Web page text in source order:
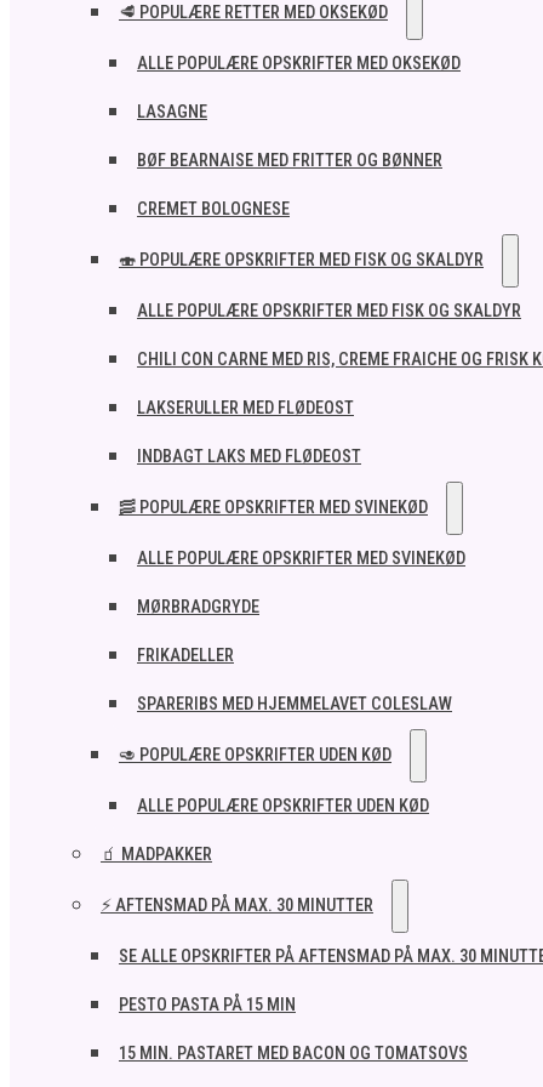
🥩 POPULÆRE RETTER MED OKSEKØD
ALLE POPULÆRE OPSKRIFTER MED OKSEKØD
LASAGNE
BØF BEARNAISE MED FRITTER OG BØNNER
CREMET BOLOGNESE
🍣 POPULÆRE OPSKRIFTER MED FISK OG SKALDYR
ALLE POPULÆRE OPSKRIFTER MED FISK OG SKALDYR
CHILI CON CARNE MED RIS, CREME FRAICHE OG FRISK
LAKSERULLER MED FLØDEOST
INDBAGT LAKS MED FLØDEOST
🥓 POPULÆRE OPSKRIFTER MED SVINEKØD
ALLE POPULÆRE OPSKRIFTER MED SVINEKØD
MØRBRADGRYDE
FRIKADELLER
SPARERIBS MED HJEMMELAVET COLESLAW
🥑 POPULÆRE OPSKRIFTER UDEN KØD
ALLE POPULÆRE OPSKRIFTER UDEN KØD
🧃 MADPAKKER
⚡ AFTENSMAD PÅ MAX. 30 MINUTTER
SE ALLE OPSKRIFTER PÅ AFTENSMAD PÅ MAX. 30
PESTO PASTA PÅ 15 MIN
15 MIN. PASTARET MED BACON OG TOMATSOVS